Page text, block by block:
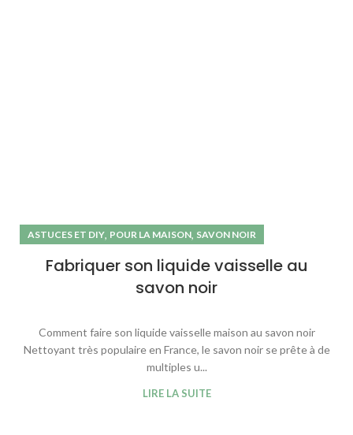
ASTUCES ET DIY, POUR LA MAISON, SAVON NOIR
Fabriquer son liquide vaisselle au
savon noir
Comment faire son liquide vaisselle maison au savon noir
Nettoyant très populaire en France, le savon noir se prête à de
multiples u...
LIRE LA SUITE